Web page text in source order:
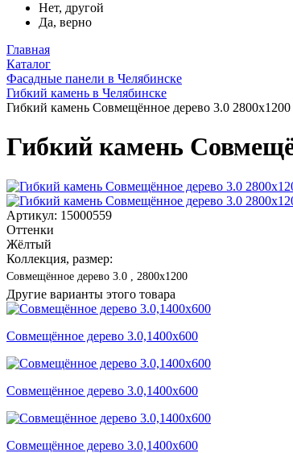
Нет, другой
Да, верно
Главная
Каталог
Фасадные панели в Челябинске
Гибкий камень в Челябинске
Гибкий камень Совмещённое дерево 3.0
Гибкий камень
Артикул: 15000559
Оттенки
Жёлтый
Коллекция, размер:
Совмещённое дерево 3.0 , 2800x1200
Другие варианты этого товара
Совмещённое дерево 3.0,1400x600
Совмещённое дерево 3.0,1400x600
Совмещённое дерево 3.0,1400x600